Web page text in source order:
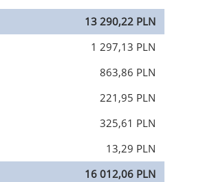
13 290,22 PLN
1 297,13 PLN
863,86 PLN
221,95 PLN
325,61 PLN
13,29 PLN
16 012,06 PLN